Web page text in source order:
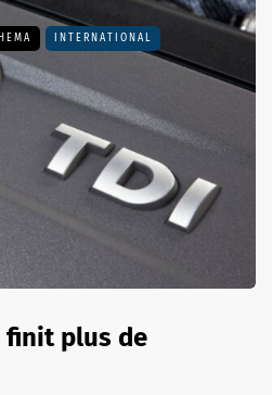
INTERNATIONAL
finit plus de